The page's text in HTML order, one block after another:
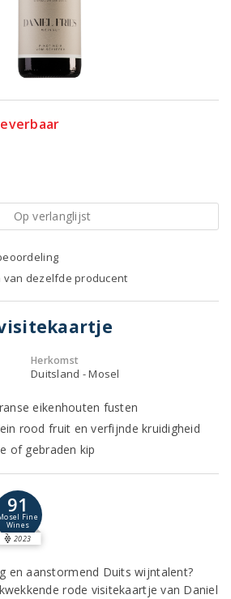
Op verlanglijst
dezelfde producent
Herkomst
Duitsland - Mosel
eikenhouten fusten
rood fruit en verfijnde kruidigheid
of gebraden kip
91
Fine
Wines
2023
en aanstormend Duits wijntalent?
rode visitekaartje van Daniel